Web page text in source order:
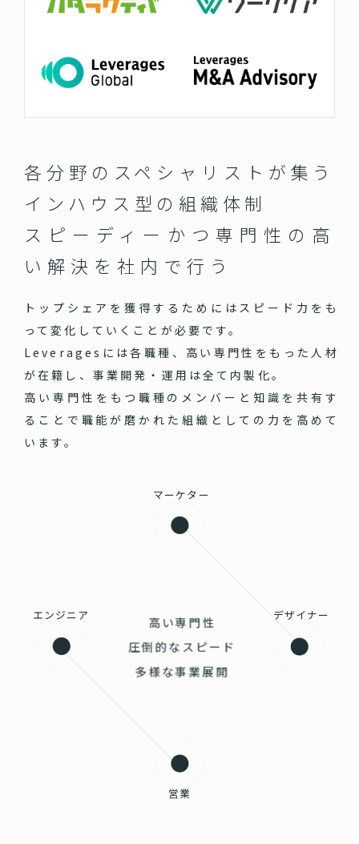
マーケター
デザイナー
営業
エンジニア
高い専門性
圧倒的なスピード
多様な事業展開
各分野のスペシャリストが集う
インハウス型の組織体制
スピーディーかつ専門性の高
い 解決を社内で行う
トップシェアを獲得するためにはスピード力をも
って変化していくことが必要です。
Leveragesには各職種、高い専門性をもった人材
が在籍し、事業開発・運用は全て内製化。
高い専門性をもつ職種のメンバーと知識を共有す
ることで職能が磨かれた組織としての力を高めて
います。